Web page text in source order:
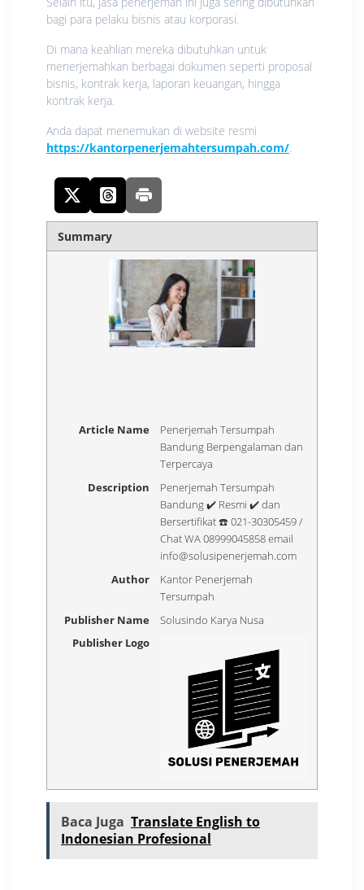
bagi para pelaku bisnis atau korporasi.
Di mana keahlian mereka dibutuhkan untuk
menerjemahkan berbagai dokumen seperti proposal
bisnis, kontrak kerja, laporan keuangan, hingga
kontrak kerja.
Anda dapat menemukan di website resmi
https://kantorpenerjemahtersumpah.com/.
Summary
Article Name
Penerjemah Tersumpah
Bandung Berpengalaman dan
Terpercaya
Description
Penerjemah Tersumpah
Bandung ✔️ Resmi ✔️ dan
Bersertifikat ☎️ 021-30305459 /
Chat WA 08999045858 email
info@solusipenerjemah.com
Author
Kantor Penerjemah
Tersumpah
Publisher Name
Solusindo Karya Nusa
Publisher Logo
Baca Juga Translate English to
Indonesian Profesional